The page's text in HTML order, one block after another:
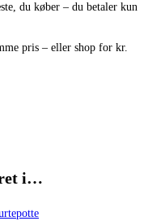
du køber – du betaler kun
pris – eller shop for kr.
i…